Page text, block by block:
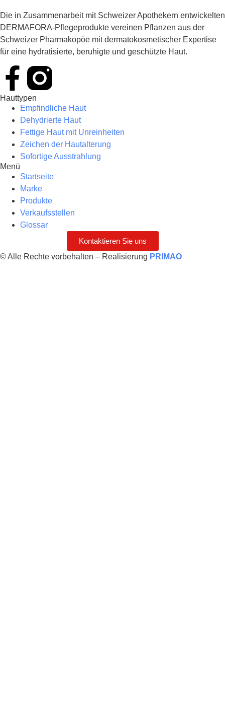
Die in Zusammenarbeit mit Schweizer Apothekern entwickelten
DERMAFORA-Pflegeprodukte vereinen Pflanzen aus der
Schweizer Pharmakopöe mit dermatokosmetischer Expertise
für eine hydratisierte, beruhigte und geschützte Haut.
Hauttypen
Empfindliche Haut
Dehydrierte Haut
Fettige Haut mit Unreinheiten
Zeichen der Hautalterung
Sofortige Ausstrahlung
Menü
Startseite
Marke
Produkte
Verkaufsstellen
Glossar
Kontaktieren Sie uns
© Alle Rechte vorbehalten – Realisierung PRIMAO